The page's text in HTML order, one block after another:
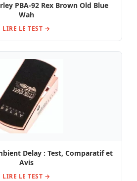
PBA-92 Rex Brown Old Blue
Wah
LIRE LE TEST →
Delay : Test, Comparatif et
Avis
LIRE LE TEST →